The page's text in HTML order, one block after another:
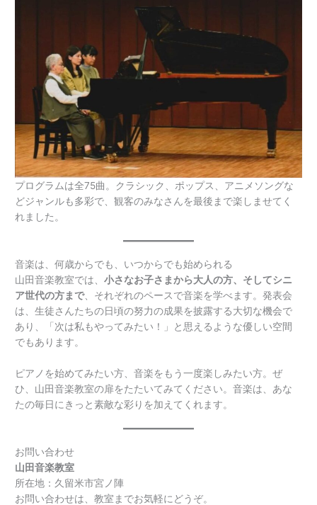
プログラムは全75曲。クラシック、ポップス、アニメソングな
どジャンルも多彩で、観客のみなさんを最後まで楽しませてく
れました。
音楽は、何歳からでも、いつからでも始められる
山田音楽教室では、小さなお子さまから大人の方、そしてシニ
ア世代の方まで、それぞれのペースで音楽を学べます。発表会
は、生徒さんたちの日頃の努力の成果を披露する大切な機会で
あり、「次は私もやってみたい！」と思えるような優しい空間
でもあります。
ピアノを始めてみたい方、音楽をもう一度楽しみたい方。ぜ
ひ、山田音楽教室の扉をたたいてみてください。音楽は、あな
たの毎日にきっと素敵な彩りを加えてくれます。
お問い合わせ
山田音楽教室
所在地：久留米市宮ノ陣
お問い合わせは、教室までお気軽にどうぞ。